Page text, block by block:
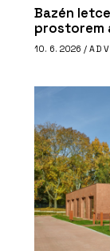
Bazén
prostorem
10. 6. 2026 /